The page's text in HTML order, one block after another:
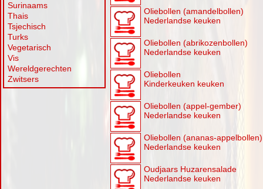
Surinaams
Thais
Tsjechisch
Turks
Vegetarisch
Vis
Wereldgerechten
Zwitsers
Oliebollen (amandelbollen)
Nederlandse keuken
Oliebollen (abrikozenbollen)
Nederlandse keuken
Oliebollen
Kinderkeuken keuken
Oliebollen (appel-gember)
Nederlandse keuken
Oliebollen (ananas-appelbollen)
Nederlandse keuken
Oudjaars Huzarensalade
Nederlandse keuken